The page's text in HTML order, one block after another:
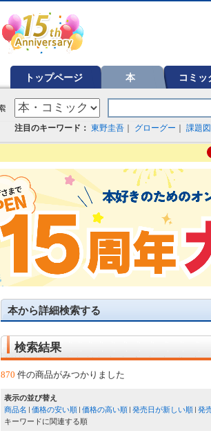
トップページ 本 コミッ
注目のキーワード： 東野圭吾 グローグー 課題
本から詳細検索する
検索結果
870 件の商品がみつかりました
表示の並び替え
商品名
価格の安い順 価格の高い順 発売日が新しい順 発
キーワードに関連する順